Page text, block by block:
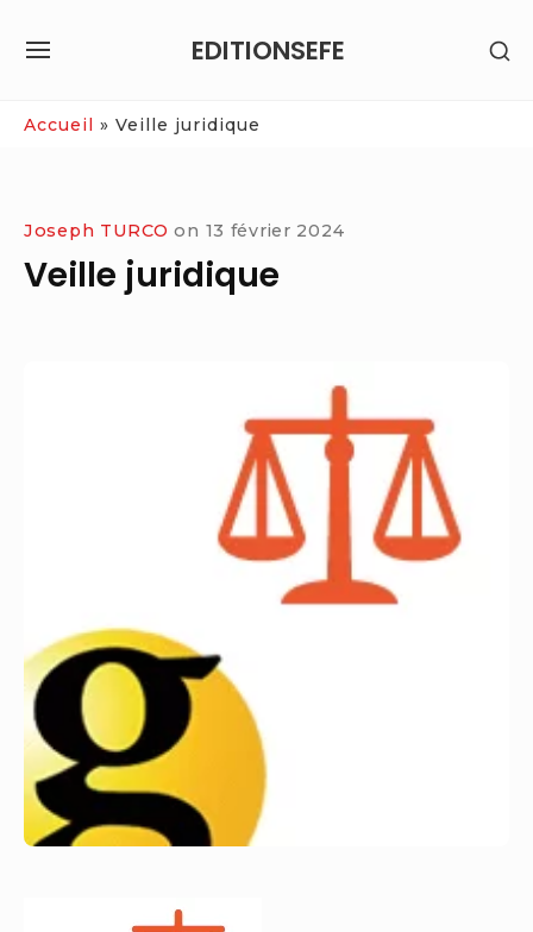
EDITIONSEFE
SITE
Accueil » Veille juridique
Joseph TURCO on 13 février 2024
Veille juridique